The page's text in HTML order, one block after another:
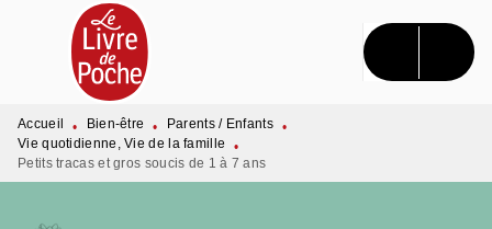
MENU RECHERCHE CONTENU
PIED DE PAGE
Accueil • Bien-être • Parents / Enfants •
Vie quotidienne, Vie de la famille
•
Petits tracas et gros soucis de 1 à 7 ans